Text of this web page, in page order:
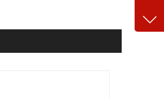
客服